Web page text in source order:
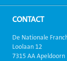
CONTACT
De Nationale
Loolaan 12
7315 AA Apeldoorn